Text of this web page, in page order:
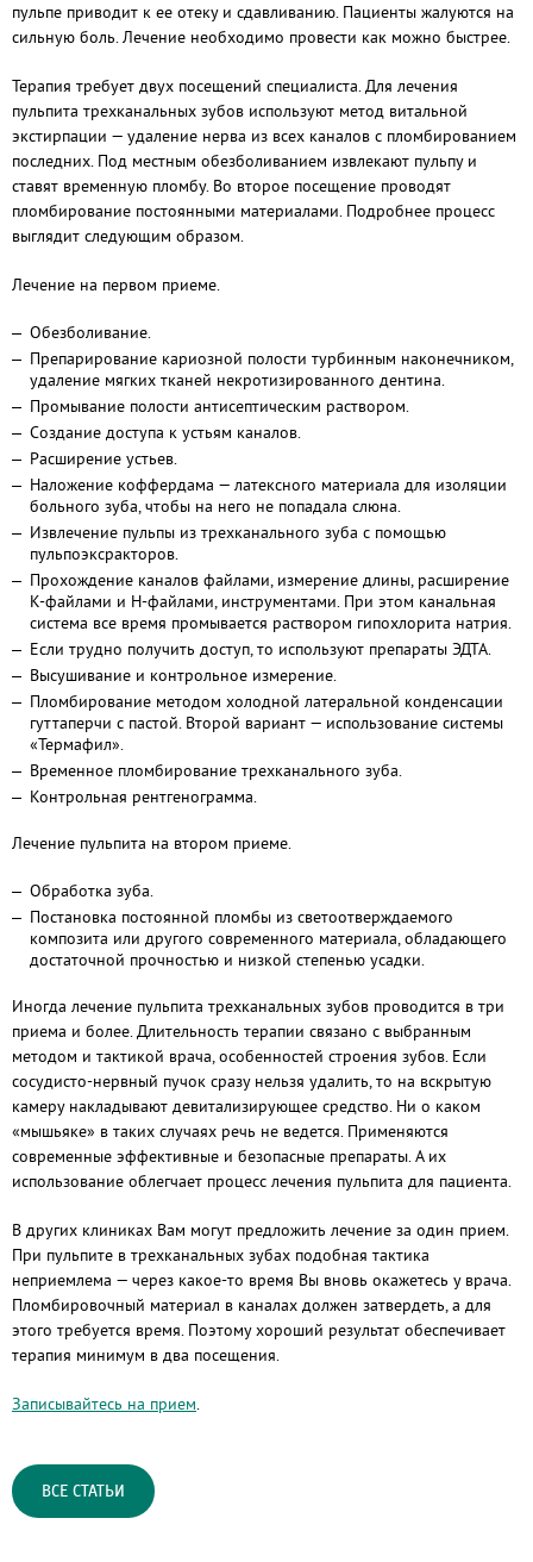
пульпе приводит к ее отеку и сдавливанию. Пациенты жалуются на
сильную боль. Лечение необходимо провести как можно быстрее.
Терапия требует двух посещений специалиста. Для лечения
пульпита трехканальных зубов используют метод витальной
экстирпации — удаление нерва из всех каналов с пломбированием
последних. Под местным обезболиванием извлекают пульпу и
ставят временную пломбу. Во второе посещение проводят
пломбирование постоянными материалами. Подробнее процесс
выглядит следующим образом.
Лечение на первом приеме.
Обезболивание.
Препарирование кариозной полости турбинным наконечником,
удаление мягких тканей некротизированного дентина.
Промывание полости антисептическим раствором.
Создание доступа к устьям каналов.
Расширение устьев.
Наложение коффердама — латексного материала для изоляции
больного зуба, чтобы на него не попадала слюна.
Извлечение пульпы из трехканального зуба с помощью
пульпоэксракторов.
Прохождение каналов файлами, измерение длины, расширение
K-файлами и Н-файлами, инструментами. При этом канальная
система все время промывается раствором гипохлорита натрия.
Если трудно получить доступ, то используют препараты ЭДТА.
Высушивание и контрольное измерение.
Пломбирование методом холодной латеральной конденсации
гуттаперчи с пастой. Второй вариант — использование системы
«Термафил».
Временное пломбирование трехканального зуба.
Контрольная рентгенограмма.
Лечение пульпита на втором приеме.
Обработка зуба.
Постановка постоянной пломбы из светоотверждаемого
композита или другого современного материала, обладающего
достаточной прочностью и низкой степенью усадки.
Иногда лечение пульпита трехканальных зубов проводится в три
приема и более. Длительность терапии связано с выбранным
методом и тактикой врача, особенностей строения зубов. Если
сосудисто-нервный пучок сразу нельзя удалить, то на вскрытую
камеру накладывают девитализирующее средство. Ни о каком
«мышьяке» в таких случаях речь не ведется. Применяются
современные эффективные и безопасные препараты. А их
использование облегчает процесс лечения пульпита для пациента.
В других клиниках Вам могут предложить лечение за один прием.
При пульпите в трехканальных зубах подобная тактика
неприемлема — через какое-то время Вы вновь окажетесь у врача.
Пломбировочный материал в каналах должен затвердеть, а для
этого требуется время. Поэтому хороший результат обеспечивает
терапия минимум в два посещения.
Записывайтесь на прием.
ВСЕ СТАТЬИ